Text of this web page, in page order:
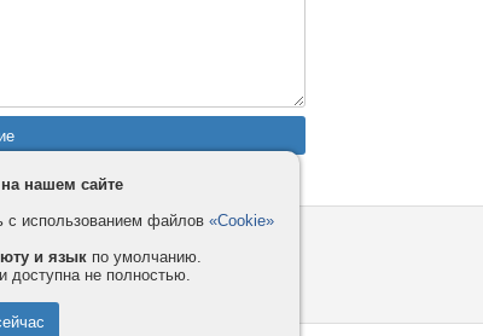
Форумы
нашем сайте
с использованием файлов «Cookie»
и язык по умолчанию.
доступна не полностью.